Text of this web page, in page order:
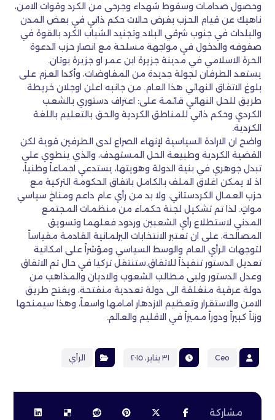
وحصول صدامات وسقوط شهداء وجرحى من الكرد وقوات الامن،
ناهيك عن قيام الحزب بفرض حالات حكم ذاتي في بعض المدن
والبلدات في جنوب شرقي البلاد وتجنيد الشباب الكرد بالقوة في
صفوفه والدخول في مواجهة مسلحة مع انصار حزب الدعوة
الحرة الاسلامي في مدينة جزيرة ابن عمر او جزيرة بوتان.
يستعد الطرفان لجولة جديدة من المفاوضات، وأكدا العزم على
بلوغ الاتفاق النهائي هذا العام. من جانبه اعلن اوجلان خريطة
طريق للحل النهائي قائمة على: اعتراف دستوري بالشعب
الكردي وحكم ذاتي للمناطق الكردية والحق بالتعليم باللغة
الكردية.
واضح ان الارادة السياسية لإنهاء الصراع لدى الطرفين قوية لكن
القضية الكردية وطبيعة الحل المستهدف، والذي ينطوي على
تبدل جوهري في بنية الدولة وهويتها، يستدعي اجماعاً وطنياً،
اذ لا يمكن اغلاق الملف بالكامل باتفاق الحكومة التركية مع
حزب العمال الكردستاني، ولا بد من رأي عام داعم ومناخ سياسي
مواتٍ. لذا تم تشكيل لجنة حكماء من منظمات المجتمع
المدني لاستطلاع رأي الشعبين وردود فعلهما وتسويق
المصالحة، على ان تعتبر الانتخابات البرلمانية القادمة مقياساً
لتوجهات الرأي العام والوسط السياسي ومؤشراً على امكانية
تعديل الدستور تنفيذاً للاتفاق.ستنتقل تركيا في حال تم الاتفاق
وعدل الدستور ولبى مطالب الشعوب والاديان والمذاهب من
دولة عرقية منغلقة الى دولة تعددية منفتحة، ويفتح طريق
الامن والاستقرار وتعظيم الازدهار امامها واسعاً، وهذا سيمنحها
وزناً كبيراً ودوراً مميزاً في الاقليم والعالم.
Ceo ٣١ يناير، ٢٠١٥ الرأي